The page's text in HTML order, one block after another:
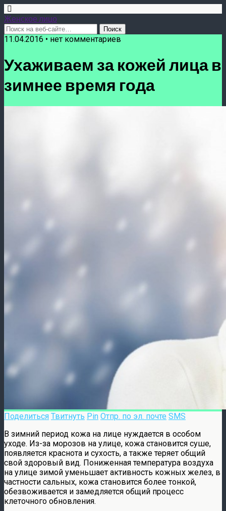
Женское лицо
11.04.2016 • нет комментариев
Ухаживаем за кожей лица в
зимнее время года
Поделиться Твитнуть Pin Отпр. по эл. почте SMS
В зимний период кожа на лице нуждается в особом
уходе. Из-за морозов на улице, кожа становится суше,
появляется краснота и сухость, а также теряет общий
свой здоровый вид. Пониженная температура воздуха
на улице зимой уменьшает активность кожных желез, в
частности сальных, кожа становится более тонкой,
обезвоживается и замедляется общий процесс
клеточного обновления.